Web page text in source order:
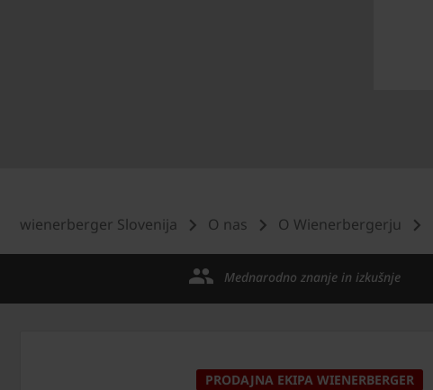
wienerberger Slovenija O nas O Wienerbergerju
Mednarodno znanje in izkušnje
PRODAJNA EKIPA WIENERBERGER